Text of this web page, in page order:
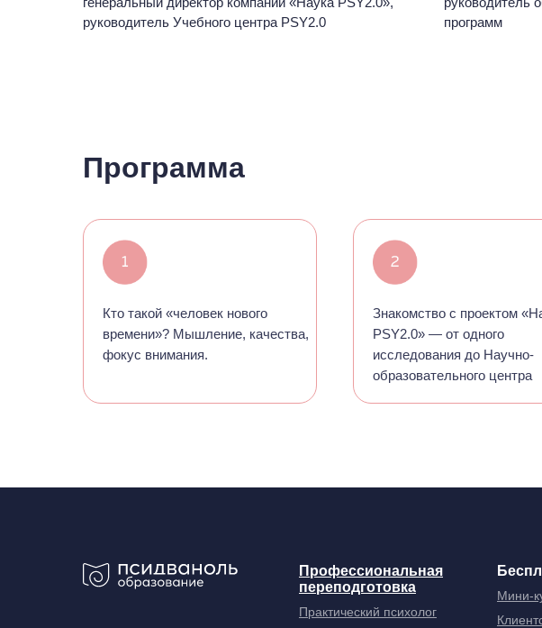
руководитель Учебного центра PSY2.0
программ
Программа
Кто такой «человек нового
времени»? Мышление, качества,
фокус внимания.
Знакомство с проектом
PSY2.0» — от одного
исследования до Научно-
образовательного центра
Профессиональная
переподготовка
Практический психолог
Мини-